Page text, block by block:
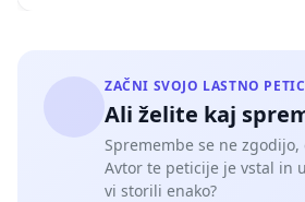
ZAČNI SVOJO LASTNO
Ali želite kaj
Spremembe se ne zgodijo,
Avtor te peticije je vstal in
vi storili enako?